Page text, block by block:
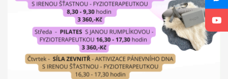
strategie partnerství zahrnují také „banku“ nápadů aktivit pro
práci s mládeží, na webových stránkách, jež budou sloužit i
široké veřejnosti a metodiku shrnující všechny získané
poznatky. Na závěr projektu se také uskuteční souhrnná
konference informující o sdílení výstupu. Projekt je realizován
v letech 2015 – 2017 a je financován z programu Erasmus+. Více
informací naleznete nawww.iltaforyouth.com.